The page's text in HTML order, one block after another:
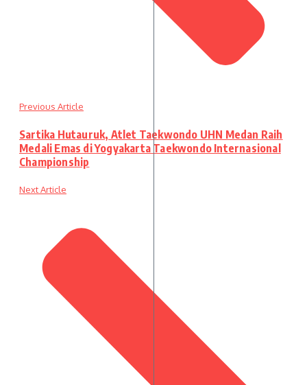
Previous Article
Sartika Hutauruk, Atlet Taekwondo UHN Medan Raih
Medali Emas di Yogyakarta Taekwondo Internasional
Championship
Next Article